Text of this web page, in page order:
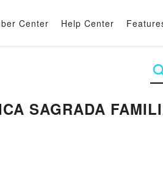
Center Help Center
SAGRADA